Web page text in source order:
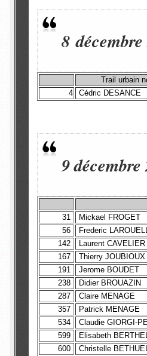
8
Trail urbain
4
Cédric DESANCE
9
31
Mickael FROGET
56
Frederic
142
Laurent CAVELIER
167
Thierry JOUBIOUX
191
Jerome BOUDET
238
Didier BROUAZIN
287
Claire MENAGE
357
Patrick MENAGE
534
Claudie GIORGI-
599
Elisabeth
600
Christelle BETHUEL